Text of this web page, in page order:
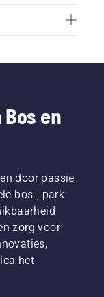
en
door passie
bos-, park-
zorg voor
het